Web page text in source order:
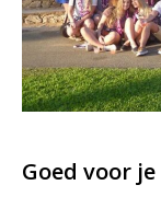
Goed voor